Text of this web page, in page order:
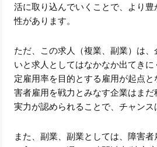
活に取り込んでいくことで、より
性があります。
ただ、この求人（複業、副業）は
いと求人としてはなかなか出てき
定雇用率を目的とする雇用が起点
害者雇用を戦力とみなす企業はま
実力が認められることで、チャンス
また、副業、副業としては、障害